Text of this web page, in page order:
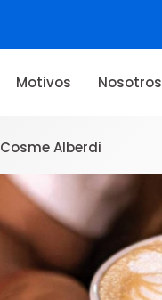
Motivos Nosotros
Cosme Alberdi